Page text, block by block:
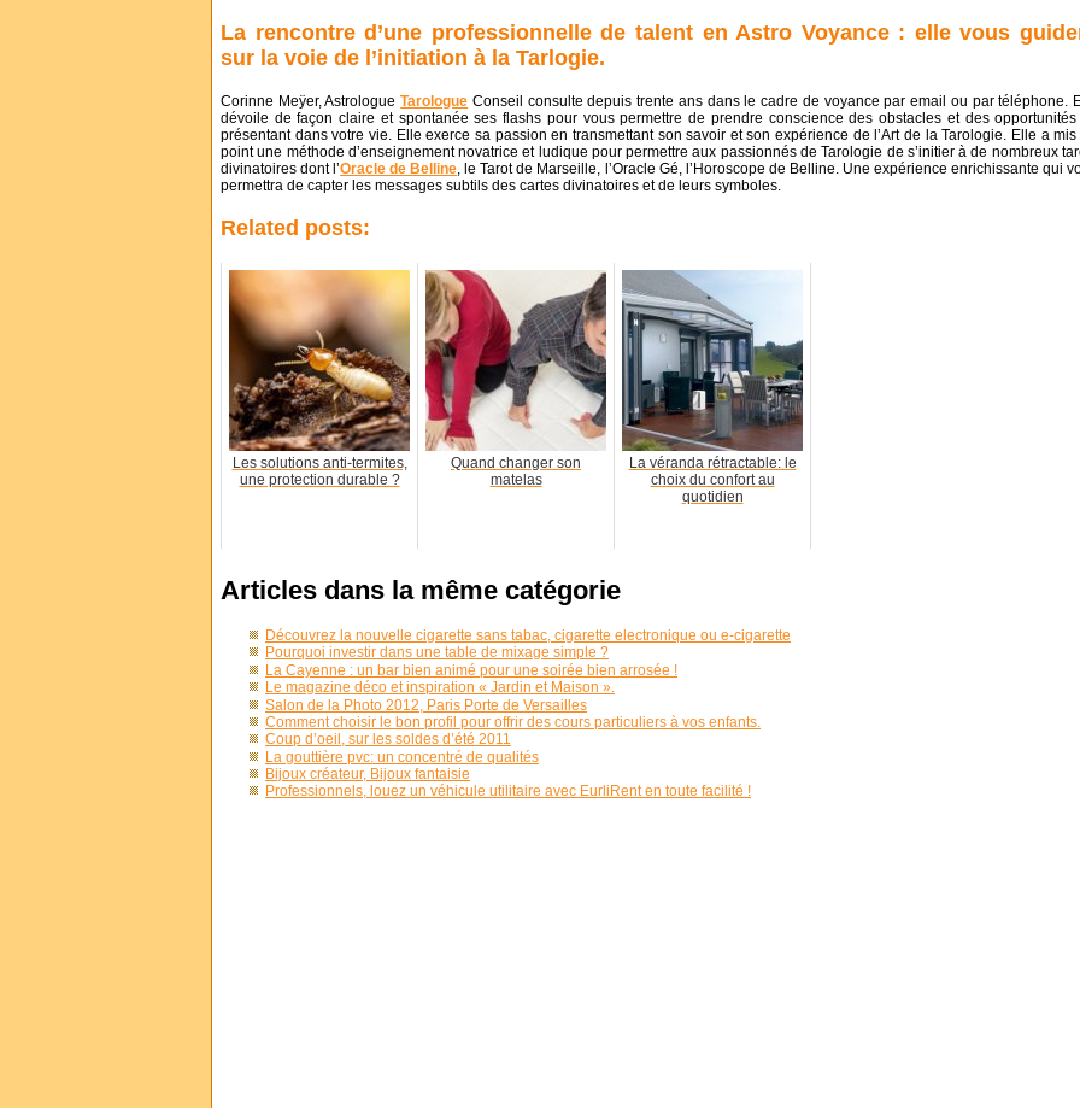
La rencontre d’une professionnelle de talent en Astro Voyance : elle vous
sur la voie de l’initiation à la Tarlogie.
Corinne Meÿer, AstrologueTarologue Conseil consulte depuis trente ans dans le cadre de voyance par email ou par téléphone.
dévoile de façon claire et spontanée ses flashs pour vous permettre de prendre conscience des obstacles et des opportunités
présentant dans votre vie. Elle exerce sa passion en transmettant son savoir et son expérience de l’Art de la Tarologie. Elle a mis
point une méthode d’enseignement novatrice et ludique pour permettre aux passionnés de Tarologie de s’initier à de nombreux
divinatoires dont l’Oracle de Belline , le Tarot de Marseille, l’Oracle Gé, l’Horoscope de Belline. Une expérience enrichissante qui
permettra de capter les messages subtils des cartes divinatoires et de leurs symboles.
Related posts:
Les solutions anti-termites,
une protection durable ?
Quand changer son
matelas
La véranda rétractable: le
choix du confort au
quotidien
Articles dans la même catégorie
Découvrez la nouvelle cigarette sans tabac, cigarette electronique ou e-cigarette
Pourquoi investir dans une table de mixage simple ?
La Cayenne : un bar bien animé pour une soirée bien arrosée !
Le magazine déco et inspiration « Jardin et Maison ».
Salon de la Photo 2012, Paris Porte de Versailles
Comment choisir le bon profil pour offrir des cours particuliers à vos enfants.
Coup d’oeil, sur les soldes d’été 2011
La gouttière pvc: un concentré de qualités
Bijoux créateur, Bijoux fantaisie
Professionnels, louez un véhicule utilitaire avec EurliRent en toute facilité !